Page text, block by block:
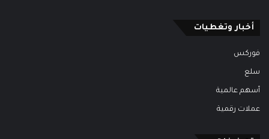
أخبار وتغطيات
فوركس
سلع
أسهم عالمية
عملات رقمية